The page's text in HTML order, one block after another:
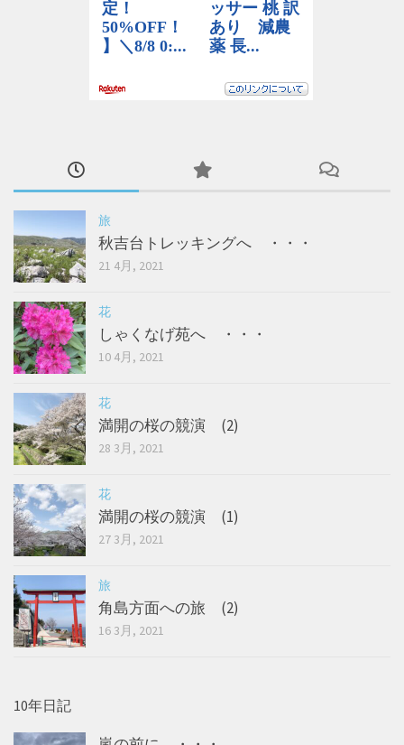
旅
秋吉台トレッキングへ ・・・
21 4月, 2021
花
しゃくなげ苑へ ・・・
10 4月, 2021
花
満開の桜の競演 (2)
28 3月, 2021
花
満開の桜の競演 (1)
27 3月, 2021
旅
角島方面への旅 (2)
16 3月, 2021
10年日記